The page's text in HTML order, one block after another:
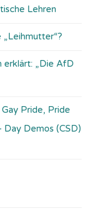
Lehren
erklärt: „Die AfD
Pride, Pride
Demos (CSD)